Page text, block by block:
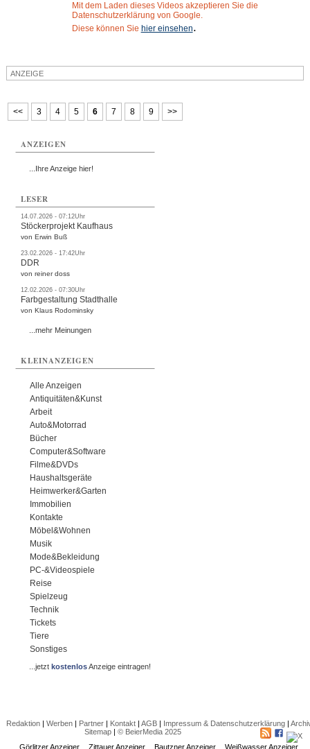
Mit dem Laden dieses Videos akzeptieren Sie die
Datenschutzerklärung von Google.
Diese können Sie hier einsehen.
ANZEIGE
<< 3 4 5 6 7 8 9 >>
ANZEIGEN
...Ihre Anzeige hier!
LESER
14.07.2026 - 07:12Uhr
Stöckerprojekt Kaufhaus
von Erwin Buß
23.02.2026 - 17:42Uhr
DDR
von reiner doss
12.02.2026 - 07:30Uhr
Farbgestaltung Stadthalle
von Klaus Rodominsky
...mehr Meinungen
KLEINANZEIGEN
Alle Anzeigen
Antiquitäten&Kunst
Arbeit
Auto&Motorrad
Bücher
Computer&Software
Filme&DVDs
Haushaltsgeräte
Heimwerker&Garten
Immobilien
Kontakte
Möbel&Wohnen
Musik
Mode&Bekleidung
PC-&Videospiele
Reise
Spielzeug
Technik
Tickets
Tiere
Sonstiges
...jetztkostenlosAnzeige eintragen!
Redaktion| Werben| Partner| Kontakt| AGB| Impressum & Datenschutzerklärung|
Sitemap |© BeierMedia 2025
Görlitzer Anzeiger
Zittauer Anzeiger Bautzner Anzeiger Weißwasser Anzeiger